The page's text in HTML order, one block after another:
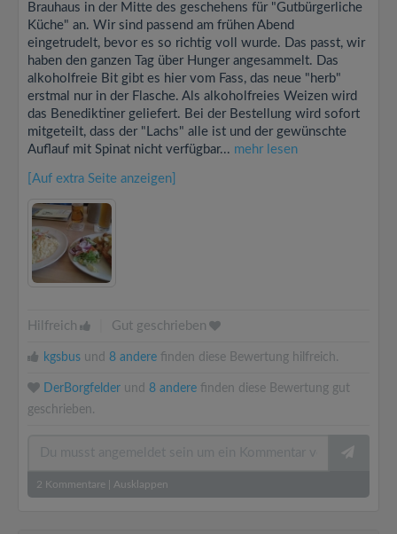
Brauhaus in der Mitte des geschehens für "Gutbürgerliche
Küche" an. Wir sind passend am frühen Abend
eingetrudelt, bevor es so richtig voll wurde. Das passt, wir
haben den ganzen Tag über Hunger angesammelt. Das
alkoholfreie Bit gibt es hier vom Fass, das neue "herb"
erstmal nur in der Flasche. Als alkoholfreies Weizen wird
das Benediktiner geliefert. Bei der Bestellung wird sofort
mitgeteilt, dass der "Lachs" alle ist und der gewünschte
Auflauf mit Spinat nicht verfügbar... mehr lesen
[Auf extra Seite anzeigen]
Hilfreich Gut geschrieben
kgsbus und 8 andere finden diese Bewertung hilfreich.
DerBorgfelder und 8 andere finden diese Bewertung gut
geschrieben.
2 Kommentare Ausklappen